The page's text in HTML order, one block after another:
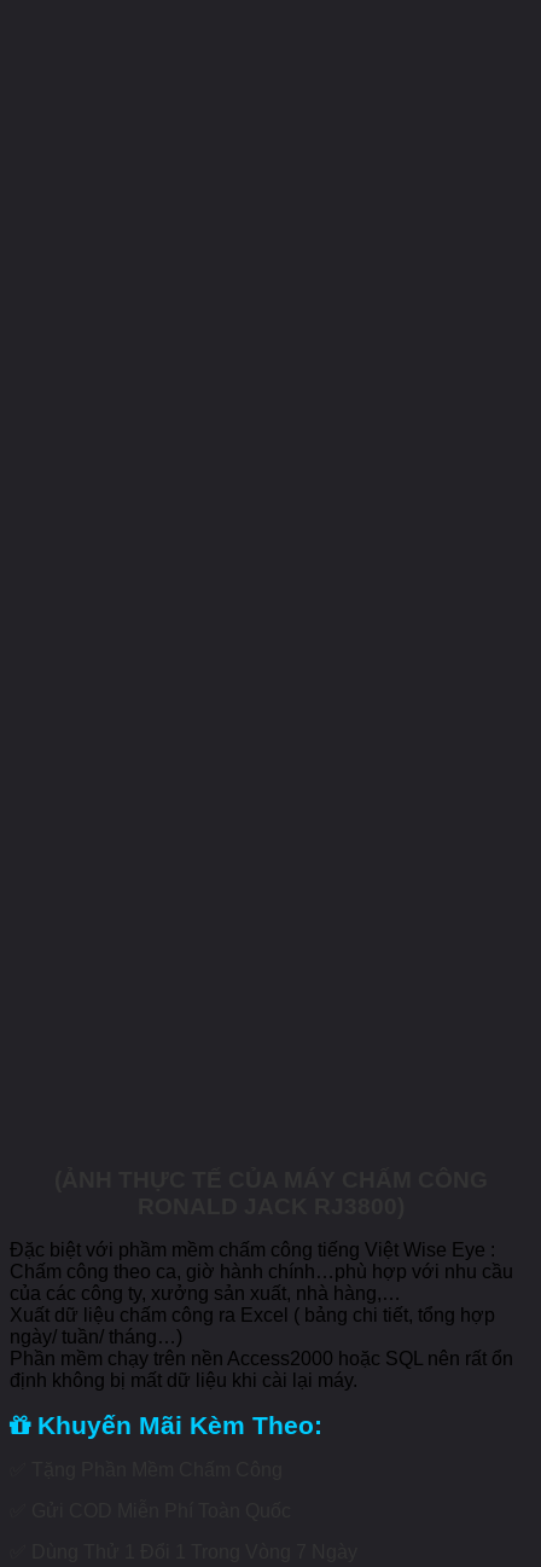
Đặc biệt với phầm mềm chấm công tiếng Việt Wise Eye :
Chấm công theo ca, giờ hành chính…phù hợp với nhu cầu
của các công ty, xưởng sản xuất, nhà hàng,…
Xuất dữ liệu chấm công ra Excel ( bảng chi tiết, tổng hợp
ngày/ tuần/ tháng…)
Phần mềm chạy trên nền Access2000 hoặc SQL nên rất ổn
định không bị mất dữ liệu khi cài lại máy.
Khuyến Mãi Kèm Theo: